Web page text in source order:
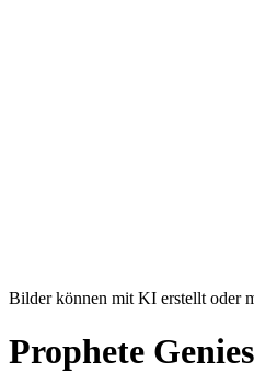
Bilder können mit KI erstellt oder
Prophete